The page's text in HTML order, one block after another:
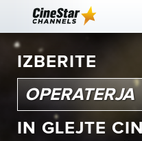
IZBERITE
IN GLEJTE